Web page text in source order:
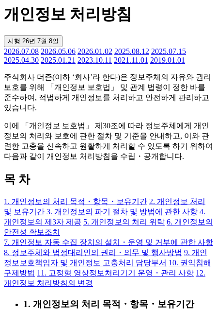
개인정보 처리방침
시행 26년 7월 8일
2026.07.08 2026.05.06 2026.01.02 2025.08.12 2025.07.15
2025.04.30 2025.01.21 2023.10.11 2021.11.01 2019.01.01
주식회사 더즌(이하 ‘회사’라 한다)은 정보주체의 자유와 권리
보호를 위해 「개인정보 보호법」 및 관계 법령이 정한 바를
준수하여, 적법하게 개인정보를 처리하고 안전하게 관리하고
있습니다.
이에 「개인정보 보호법」 제30조에 따라 정보주체에게 개인
정보의 처리와 보호에 관한 절차 및 기준을 안내하고, 이와 관
련한 고충을 신속하고 원활하게 처리할 수 있도록 하기 위하여
다음과 같이 개인정보 처리방침을 수립・공개합니다.
목 차
1. 개인정보의 처리 목적・항목・보유기간 2. 개인정보 처리
및 보유기간 3. 개인정보의 파기 절차 및 방법에 관한 사항 4.
개인정보의 제3자 제공 5. 개인정보의 처리 위탁 6. 개인정보의
안전성 확보조치
7. 개인정보 자동 수집 장치의 설치・운영 및 거부에 관한 사항
8. 정보주체와 법정대리인의 권리・의무 및 행사방법 9. 개인
정보보호책임자 및 개인정보 고충처리 담당부서 10. 권익침해
구제방법 11. 고정형 영상정보처리기기 운영・관리 사항 12.
개인정보 처리방침의 변경
1. 개인정보의 처리 목적・항목・보유기간